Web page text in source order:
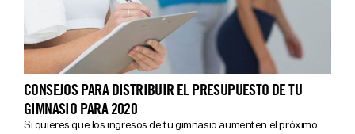
CONSEJOS PARA DISTRIBUIR EL PRESUPUESTO DE TU
GIMNASIO PARA 2020
Si quieres que los ingresos de tu gimnasio aumenten el próximo